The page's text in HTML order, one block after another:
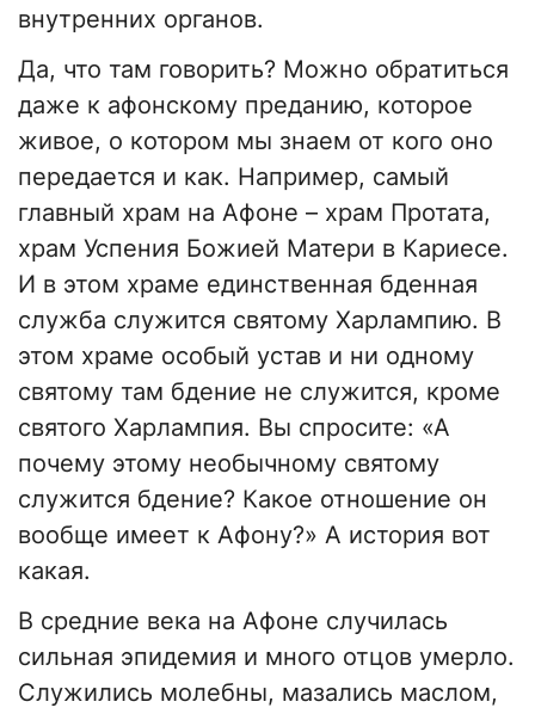
внутренних органов.
Да, что там говорить? Можно обратиться
даже к афонскому преданию, которое
живое, о котором мы знаем от кого оно
передается и как. Например, самый
главный храм на Афоне – храм Протата,
храм Успения Божией Матери в Кариесе.
И в этом храме единственная бденная
служба служится святому Харлампию. В
этом храме особый устав и ни одному
святому там бдение не служится, кроме
святого Харлампия. Вы спросите: «А
почему этому необычному святому
служится бдение? Какое отношение он
вообще имеет к Афону?» А история вот
какая.
В средние века на Афоне случилась
сильная эпидемия и много отцов умерло.
Служились молебны, мазались маслом,